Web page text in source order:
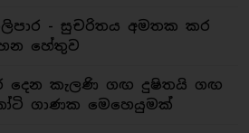
- සුචරිතය අමතක කර
හේතුව
දෙන කැලණි ගඟ දුෂිතයි ගඟ
ගාණක මෙහෙයුමක්